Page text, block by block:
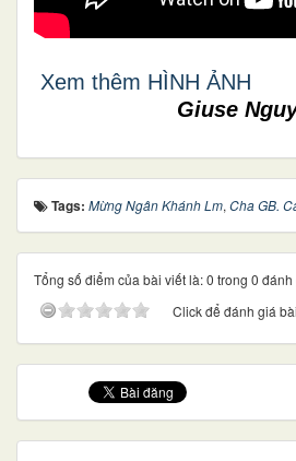
Xem thêm HÌNH ẢNH
Giuse
Tags: Mừng Ngân Khánh Lm, Cha GB.
Tổng số điểm của bài viết là: 0 trong 0 đánh
Click để đánh giá